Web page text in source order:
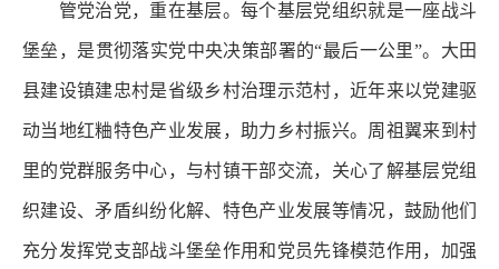
管党治党，重在基层。每个基层党组织就是一座战斗
堡垒，是贯彻落实党中央决策部署的“最后一公里”。大田
县建设镇建忠村是省级乡村治理示范村，近年来以党建驱
动当地红粬特色产业发展，助力乡村振兴。周祖翼来到村
里的党群服务中心，与村镇干部交流，关心了解基层党组
织建设、矛盾纠纷化解、特色产业发展等情况，鼓励他们
充分发挥党支部战斗堡垒作用和党员先锋模范作用，加强